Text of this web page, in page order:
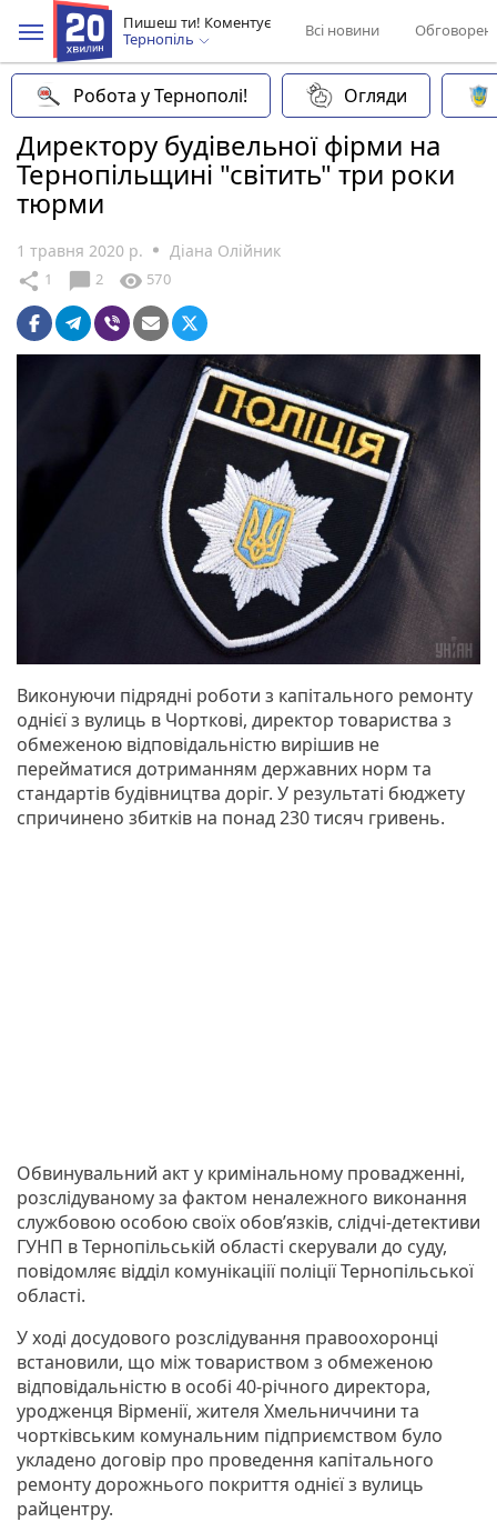
Пишеш ти! Коментує
Тернопіль
Всі новини
Робота у Тернополі! Огляди
Директору будівельної фірми на
Тернопільщині "світить" три роки
тюрми
1 травня 2020 р. Діана Олійник
share 1 chat_bubble 2 visibility 570
Виконуючи підрядні роботи з капітального ремонту
однієї з вулиць в Чорткові, директор товариства з
обмеженою відповідальністю вирішив не
перейматися дотриманням державних норм та
стандартів будівництва доріг. У результаті бюджету
спричинено збитків на понад 230 тисяч гривень.
Обвинувальний акт у кримінальному провадженні,
розслідуваному за фактом неналежного виконання
службовою особою своїх обов’язків, слідчі-детективи
ГУНП в Тернопільській області скерували до суду,
повідомляє відділ комунікаціії поліції Тернопільської
області.
У ході досудового розслідування правоохоронці
встановили, що між товариством з обмеженою
відповідальністю в особі 40-річного директора,
уродженця Вірменії, жителя Хмельниччини та
чортківським комунальним підприємством було
укладено договір про проведення капітального
ремонту дорожнього покриття однієї з вулиць
райцентру.